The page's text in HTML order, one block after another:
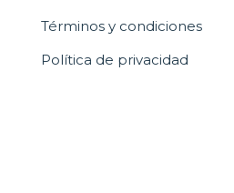
Términos y condiciones
Política de privacidad